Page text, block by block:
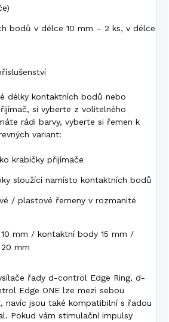
bodů v délce 10 mm – 2 ks, v délce
délky kontaktních bodů nebo
si vyberte z volitelného
rádi barvy, vyberte si řemen k
variant:
krabičky přijímače
sloužící namísto kontaktních bodů
/ plastové řemeny v rozmanité
mm / kontaktní body 15 mm /
mm
řady d-control Edge Ring, d-
Edge ONE lze mezi sebou
navíc jsou také kompatibilní s řadou
Pokud vám stimulační impulsy